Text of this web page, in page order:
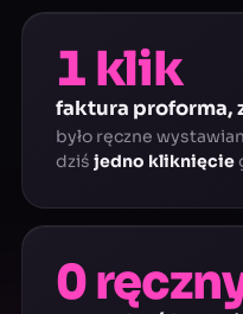
1 klik
faktura proforma,
było ręczne
dziś jedno kliknięcie
0